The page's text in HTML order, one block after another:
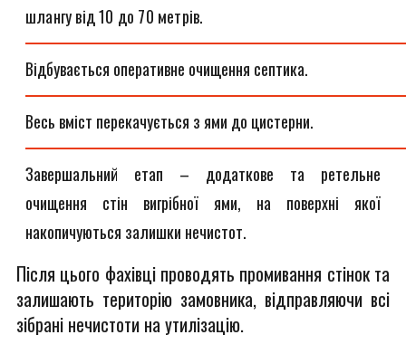
шлангу від 10 до 70 метрів.
Відбувається оперативне очищення септика.
Весь вміст перекачується з ями до цистерни.
Завершальний етап – додаткове та ретельне
очищення стін вигрібної ями, на поверхні якої
накопичуються залишки нечистот.
Після цього фахівці проводять промивання стінок та
залишають територію замовника, відправляючи всі
зібрані нечистоти на утилізацію.